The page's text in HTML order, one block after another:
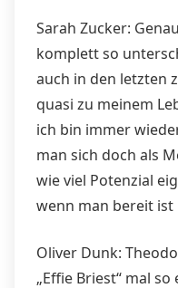
Sarah Zucker:
komplett so
auch in den letzten
quasi zu meinem
ich bin immer
man sich doch als
wie viel Potenzial
wenn man bereit ist
Oliver Dunk:
„Effie Briest“ mal